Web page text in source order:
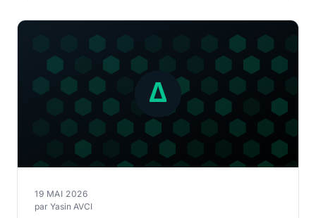
19 MAI 2026
par Yasin AVCI